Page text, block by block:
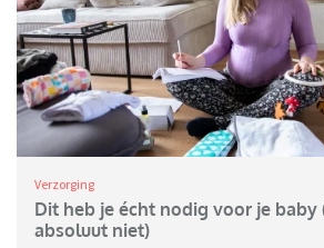
Verzorging
Dit heb je écht nodig voor je baby
absoluut niet)